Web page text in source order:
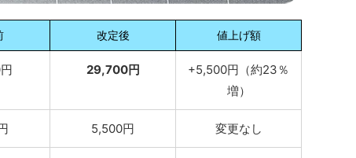
改定後 値上げ額
29,700円
+5,500円（約23％
増）
5,500円 変更なし